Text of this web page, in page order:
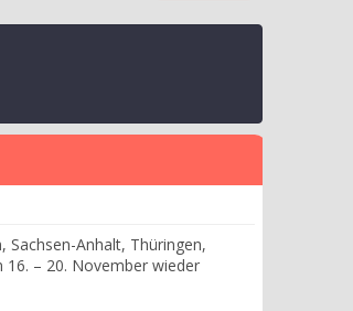
Anhalt, Thüringen,
16. – 20. November wieder